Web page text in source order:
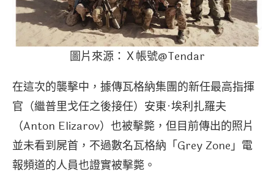
圖片來源：Ｘ帳號@Tendar
在這次的襲擊中，據傳瓦格納集團的新任最高指揮
官（繼普里戈任之後接任）安東·埃利扎羅夫
（Anton Elizarov）也被擊斃，但目前傳出的照片
並未看到屍首，不過數名瓦格納「Grey Zone」電
報頻道的人員也證實被擊斃。